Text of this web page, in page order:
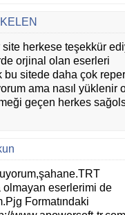
herkese teşekkür
orjinal olan eserleri
bu sitede daha çok
ama nasıl yüklenir
geçen herkes
olmayan eserlerimi de
Formatındaki